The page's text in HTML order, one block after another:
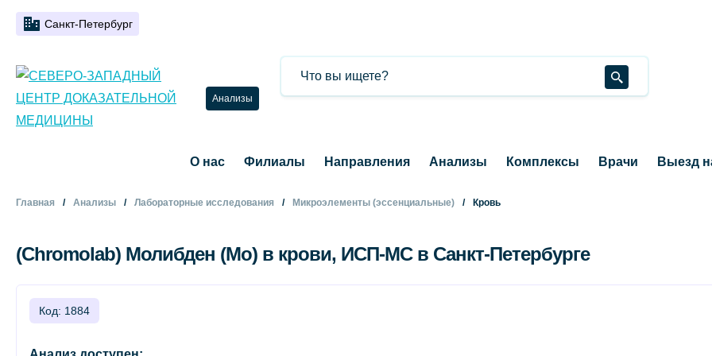
Санкт-Петербург
Анализы
О нас Филиалы Направления Анализы Комплексы Врачи Выезд
Главная Анализы Лабораторные исследования Микроэлементы (эссенциальные) Кровь
(Chromolab) Молибден (Mo) в крови, ИСП-МС в Санкт-Петербурге
Код: 1884